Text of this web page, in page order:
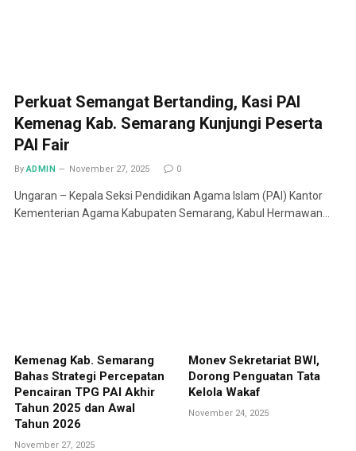
Perkuat Semangat Bertanding, Kasi PAI
Kemenag Kab. Semarang Kunjungi Peserta
PAI Fair
By ADMIN November 27, 2025 0
Ungaran – Kepala Seksi Pendidikan Agama Islam (PAI) Kantor
Kementerian Agama Kabupaten Semarang, Kabul Hermawan…
Kemenag Kab. Semarang
Bahas Strategi Percepatan
Pencairan TPG PAI Akhir
Tahun 2025 dan Awal
Tahun 2026
November 27, 2025
Monev Sekretariat BWI,
Dorong Penguatan Tata
Kelola Wakaf
November 24, 2025